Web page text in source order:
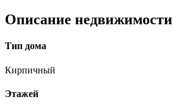
Описание недвижимости
Тип дома
Кирпичный
Этажей